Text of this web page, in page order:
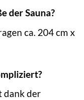
der Sauna?
ca. 204 cm x
dank der